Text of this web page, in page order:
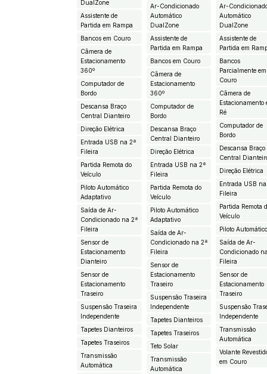
DualZone
Assistente de
Partida em Rampa
Bancos em Couro
Câmera de
Estacionamento
360º
Computador de
Bordo
Descansa Braço
Central Dianteiro
Direção Elétrica
Entrada USB na 2ª
Fileira
Partida Remota do
Veículo
Piloto Automático
Adaptativo
Saída de Ar-
Condicionado na 2ª
Fileira
Sensor de
Estacionamento
Dianteiro
Sensor de
Estacionamento
Traseiro
Suspensão Traseira
Independente
Tapetes Dianteiros
Tapetes Traseiros
Transmissão
Automática
Ar-Condicionado
Automático
DualZone
Assistente de
Partida em Rampa
Bancos em Couro
Câmera de
Estacionamento
360º
Computador de
Bordo
Descansa Braço
Central Dianteiro
Direção Elétrica
Entrada USB na 2ª
Fileira
Partida Remota do
Veículo
Piloto Automático
Adaptativo
Saída de Ar-
Condicionado na 2ª
Fileira
Sensor de
Estacionamento
Traseiro
Suspensão Traseira
Independente
Tapetes Dianteiros
Tapetes Traseiros
Teto Solar
Transmissão
Automática
Ar-
Automático
DualZone
Assistente de
Partida em
Bancos
Parcialmente em
Couro
Câmera de
Estacionamento
Ré
Computador de
Bordo
Descansa Braço
Central
Direção Elétrica
Entrada USB
Fileira
Partida Remota
Veículo
Piloto
Saída de Ar-
Condicionado
Fileira
Sensor de
Estacionamento
Traseiro
Suspensão
Independente
Transmissão
Automática
Volante
em Couro